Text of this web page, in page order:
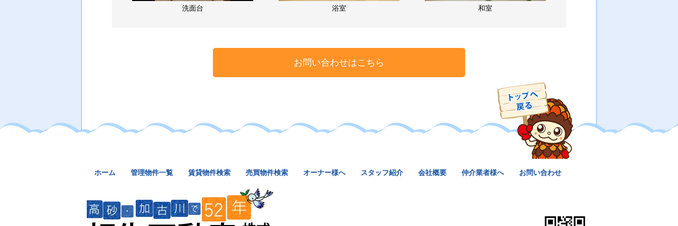
洗面台 浴室 和室
お問い合わせはこちら
ホーム 管理物件一覧 賃貸物件検索 売買物件検索 オーナー様へ スタッフ紹介 会社概要 仲介業者様へ お問い合わせ